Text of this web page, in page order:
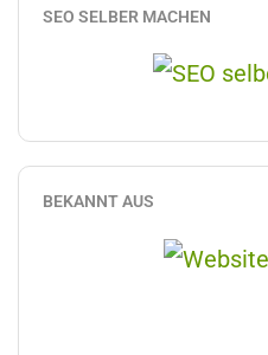
SEO SELBER MACHEN
BEKANNT AUS